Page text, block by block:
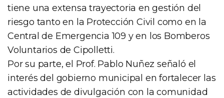
tiene una extensa trayectoria en gestión del
riesgo tanto en la Protección Civil como en la
Central de Emergencia 109 y en los Bomberos
Voluntarios de Cipolletti.
Por su parte, el Prof. Pablo Nuñez señaló el
interés del gobierno municipal en fortalecer las
actividades de divulgación con la comunidad